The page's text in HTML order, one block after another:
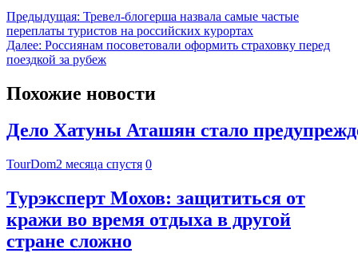
Предыдущая: Тревел-блогерша назвала самые частые
переплаты туристов на российских курортах
Далее: Россиянам посоветовали оформить страховку перед
поездкой за рубеж
Похожие новости
Дело Хатуны Аташян стало
TourDom2 месяца спустя 0
Турэксперт Мохов: защититься от
кражи во время отдыха в другой
стране сложно